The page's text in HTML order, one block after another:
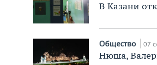
В Казани
Общество 07
Нюша,